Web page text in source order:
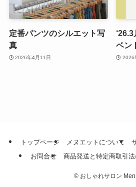
定番パンツのシルエット写
真
2026年4月11日
ベン
2026
トップページ メヌエットについて
お問合せ
商品発送と特定商取引
©おしゃれサロン